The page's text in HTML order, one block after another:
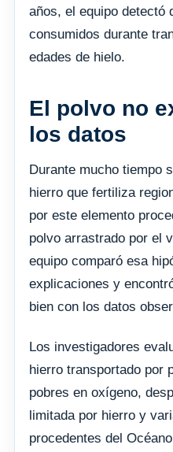
años, el equipo detectó
consumidos durante
edades de hielo.
El polvo no
los datos
Durante mucho tiempo
hierro que fertiliza
por este elemento
polvo arrastrado por el
equipo comparó esa
explicaciones y
bien con los datos
Los investigadores
hierro transportado por
pobres en oxígeno,
limitada por hierro y
procedentes del